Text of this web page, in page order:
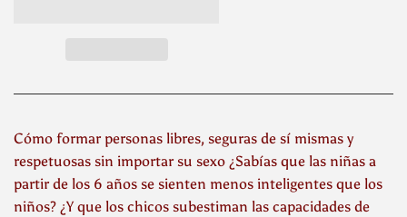
Cómo formar personas libres, seguras de sí mismas y
respetuosas sin importar su sexo ¿Sabías que las niñas a
partir de los 6 años se sienten menos inteligentes que los
niños? ¿Y que los chicos subestiman las capacidades de